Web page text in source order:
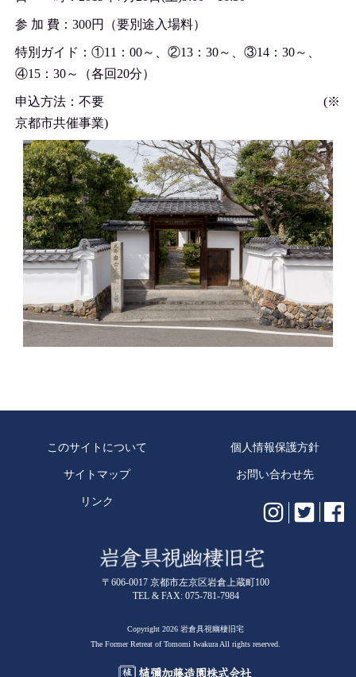
参 加 費：300円（要別途入場料）
特別ガイド：①11：00～、②13：30～、③14：30～、
④15：30～（各回20分）
申込方法：不要 (※
京都市共催事業)
このサイトについて 個人情報保護方針
サイトマップ お問い合わせ先
リンク
〒606-0017 京都市左京区岩倉上蔵町100
TEL & FAX: 075-781-7984
Copyright 2026 岩倉具視幽棲旧宅
The Former Retreat of Tomomi Iwakura All rights reserved.